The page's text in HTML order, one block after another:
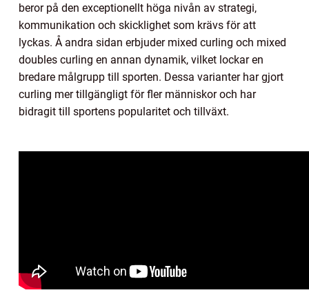
beror på den exceptionellt höga nivån av strategi,
kommunikation och skicklighet som krävs för att
lyckas. Å andra sidan erbjuder mixed curling och mixed
doubles curling en annan dynamik, vilket lockar en
bredare målgrupp till sporten. Dessa varianter har gjort
curling mer tillgängligt för fler människor och har
bidragit till sportens popularitet och tillväxt.